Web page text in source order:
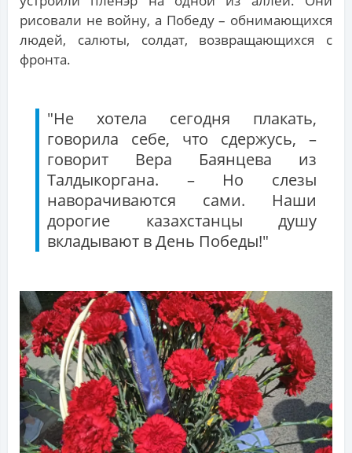
рисовали не войну, а Победу – обнимающихся
людей, салюты, солдат, возвращающихся с
фронта.
"Не хотела сегодня плакать,
говорила себе, что сдержусь, –
говорит Вера Баянцева из
Талдыкоргана. – Но слезы
наворачиваются сами. Наши
дорогие казахстанцы душу
вкладывают в День Победы!"